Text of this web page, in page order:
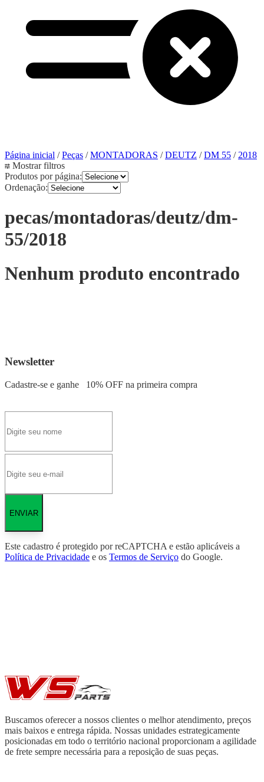
Página inicial /Peças /MONTADORAS /DEUTZ /DM 55 /2018
Mostrar filtros
Produtos por página:
Ordenação:
pecas/montadoras/deutz/dm-
55/2018
Nenhum produto encontrado
Newsletter
Cadastre-se e ganhe 10% OFF na primeira compra
ENVIAR
Este cadastro é protegido por reCAPTCHA e estão aplicáveis a
Política de Privacidade e os Termos de Serviço do Google.
Buscamos oferecer a nossos clientes o melhor atendimento, preços
mais baixos e entrega rápida. Nossas unidades estrategicamente
posicionadas em todo o território nacional proporcionam a agilidade
de frete sempre necessária para a reposição de suas peças.